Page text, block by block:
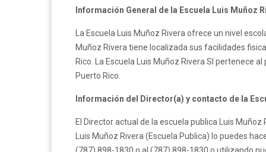
Información General de la Escuela Luis Muñoz
La Escuela Luis Muñoz Rivera ofrece un nivel
Muñoz Rivera tiene localizada sus facilidades
Rico. La Escuela Luis Muñoz Rivera SI pertenece
Puerto Rico.
Información del Director(a) y contacto de la
El Director actual de la escuela publica Luis
Luis Muñoz Rivera (Escuela Publica) lo puedes
(787) 898-1830 o al (787) 898-1830 o utilizando